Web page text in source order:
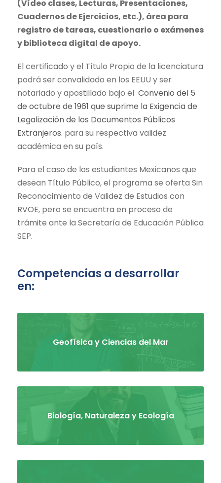
(Vídeo clases, Lecturas, Presentaciones,
Cuadernos de Ejercicios, etc.), área para
registro de tareas, cuestionario o exámenes
y biblioteca digital de apoyo.
El certificado y el Título Propio de la licenciatura
podrá ser convalidado en los EEUU y ser
notariado y apostillado bajo el Convenio del 5
de octubre de 1961 que suprime la Exigencia de
Legalización de los Documentos Públicos
Extranjeros. para su respectiva validez
académica en su país.
Para el caso de los estudiantes Mexicanos que
desean Título Público, el programa se oferta Sin
Reconocimiento de Validez de Estudios con
RVOE, pero se encuentra en proceso de
trámite ante la Secretaría de Educación Pública
SEP.
Competencias a desarrollar
en:
Geofísica y Ciencias del Mar
Biología, Naturaleza y Ecología